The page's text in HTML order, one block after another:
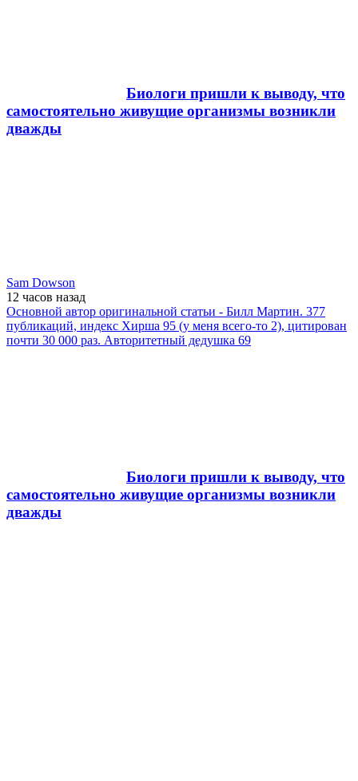
Биологи пришли к выводу, что
самостоятельно живущие организмы возникли
дважды
Sam Dowson
12 часов назад
Основной автор оригинальной статьи - Билл Мартин. 377
публикаций, индекс Хирша 95 (у меня всего-то 2), цитирован
почти 30 000 раз. Авторитетный дедушка 69
Биологи пришли к выводу, что
самостоятельно живущие организмы возникли
дважды